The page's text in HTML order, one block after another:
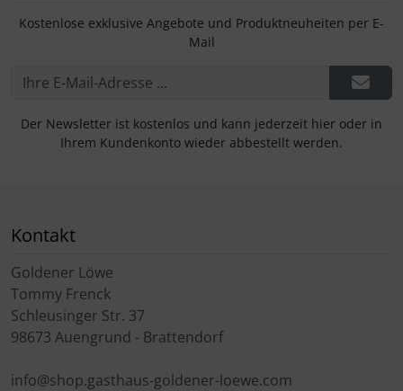
Kostenlose exklusive Angebote und Produktneuheiten per E-
Mail
Der Newsletter ist kostenlos und kann jederzeit hier oder in
Ihrem Kundenkonto wieder abbestellt werden.
Kontakt
Goldener Löwe
Tommy Frenck
Schleusinger Str. 37
98673 Auengrund - Brattendorf
info@shop.gasthaus-goldener-loewe.com